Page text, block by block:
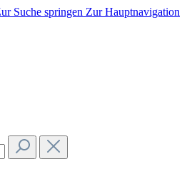
Suche springen Zur Hauptnavigation